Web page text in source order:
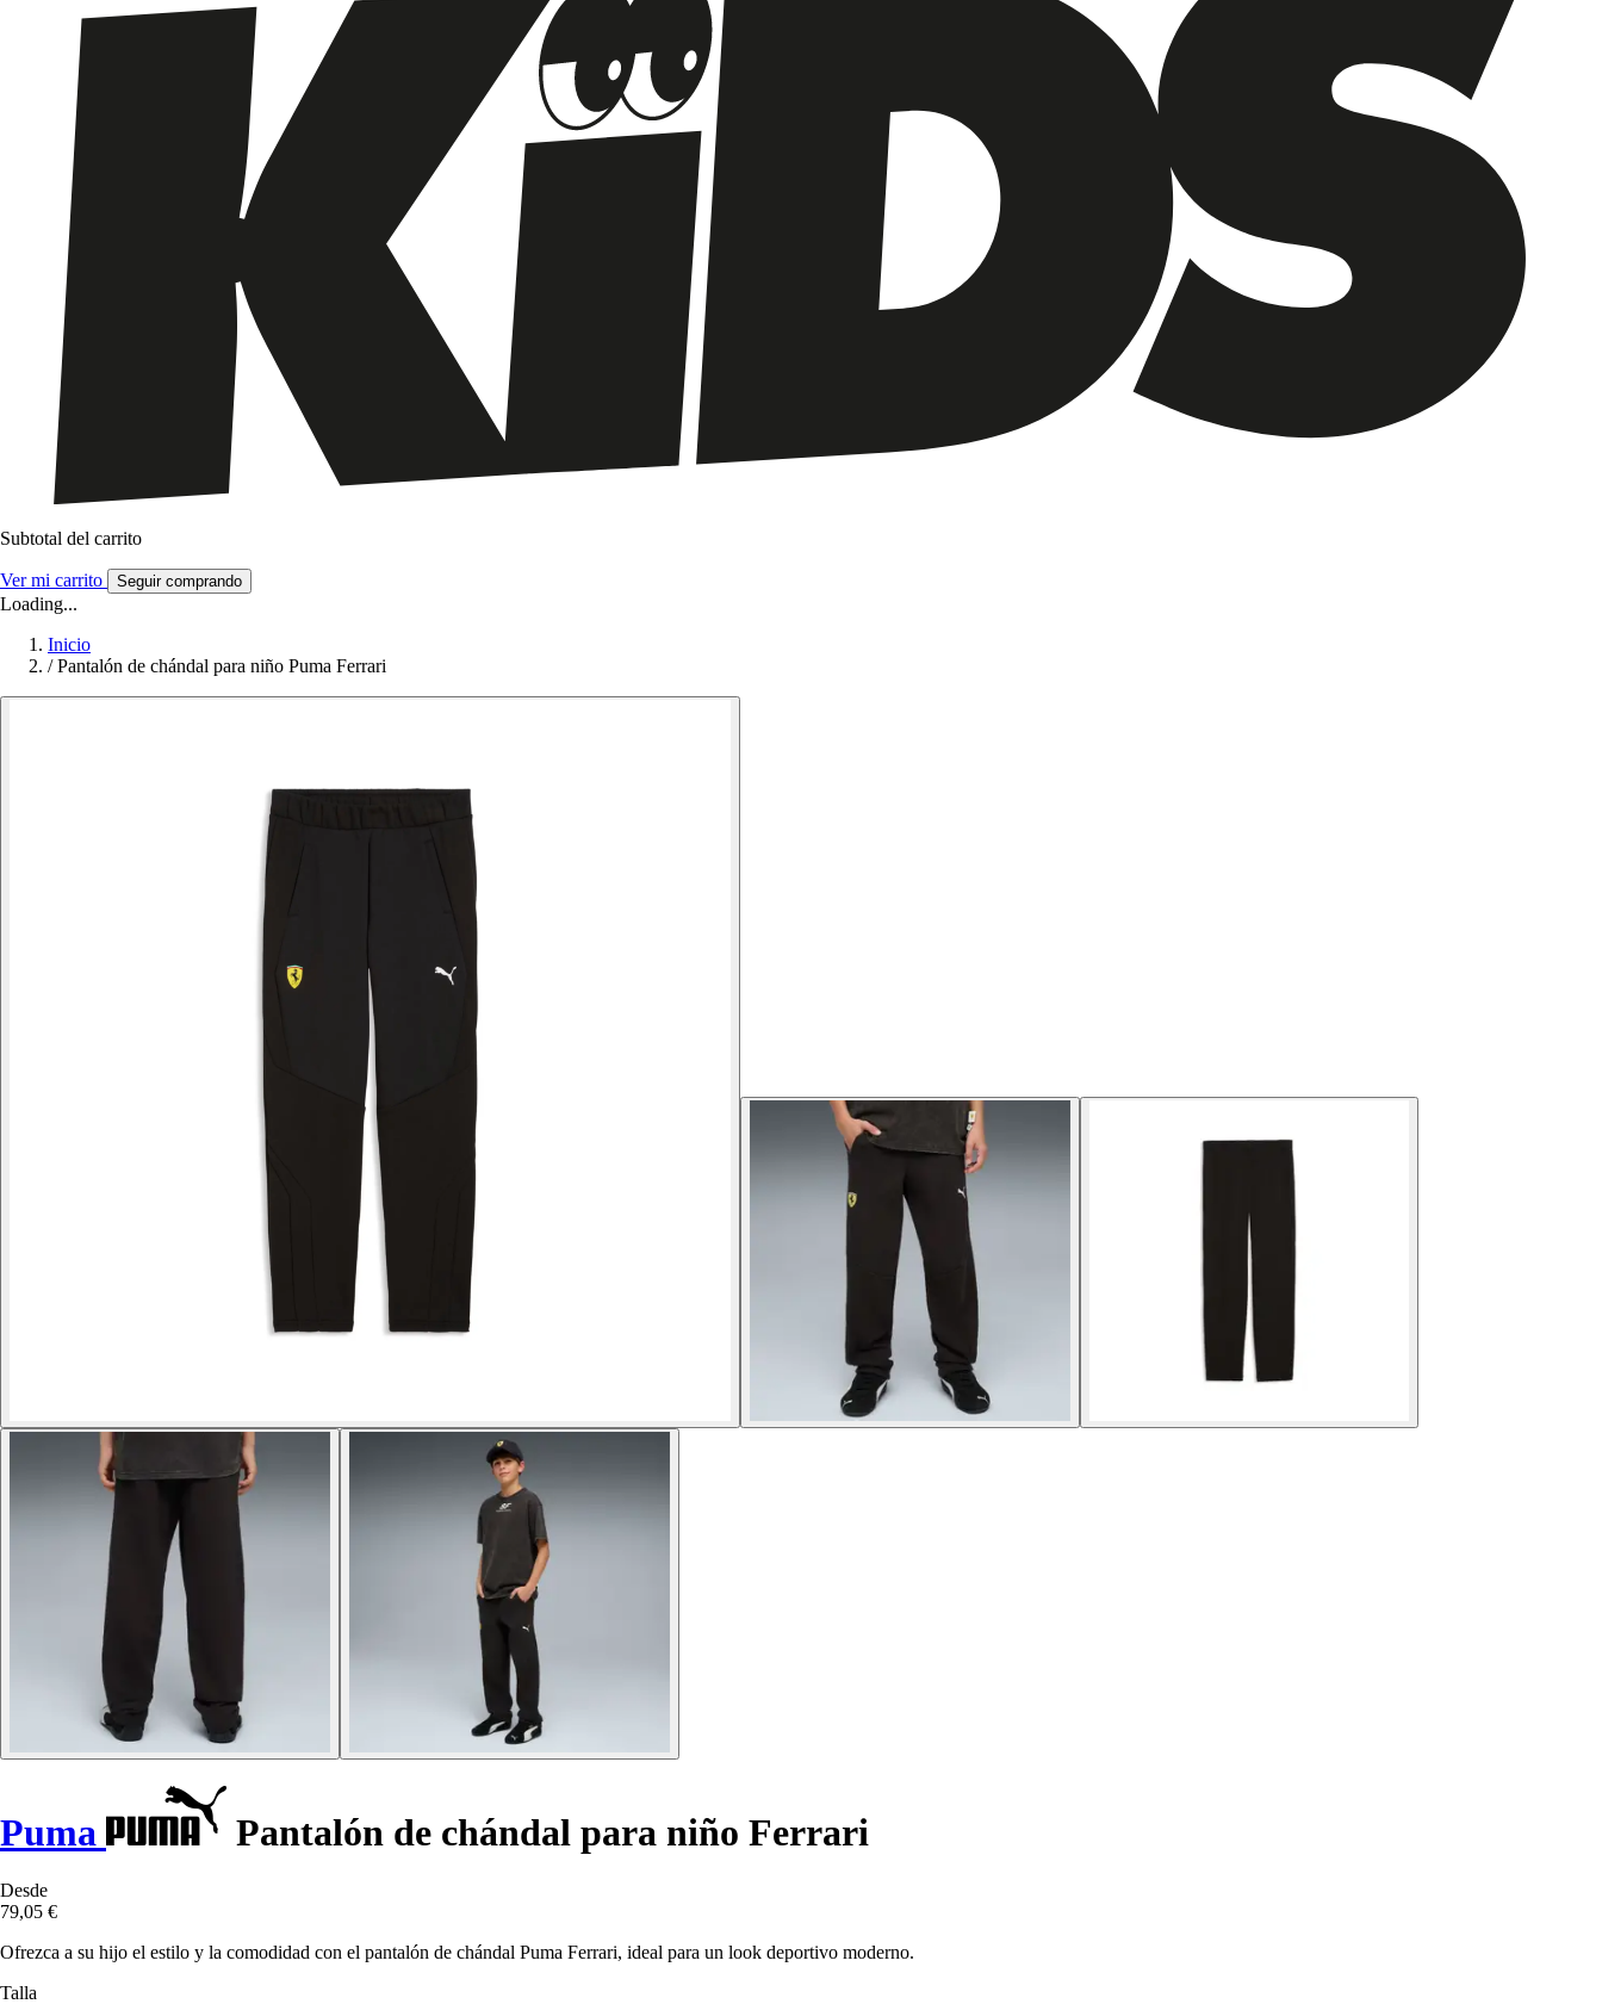
Subtotal del carrito
Ver mi carrito Seguir comprando
Loading...
Inicio
/ Pantalón de chándal para niño Puma Ferrari
Puma Pantalón de chándal para niño Ferrari
Desde
79,05 €
Ofrezca a su hijo el estilo y la comodidad con el pantalón de chándal Puma Ferrari, ideal para un look deportivo moderno.
Talla